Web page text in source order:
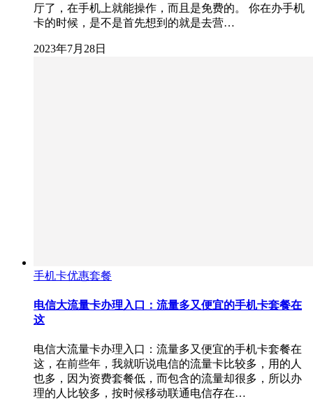
厅了，在手机上就能操作，而且是免费的。 你在办手机
卡的时候，是不是首先想到的就是去营…
2023年7月28日
手机卡优惠套餐
电信大流量卡办理入口：流量多又便宜的手机卡套餐在
这
电信大流量卡办理入口：流量多又便宜的手机卡套餐在
这，在前些年，我就听说电信的流量卡比较多，用的人
也多，因为资费套餐低，而包含的流量却很多，所以办
理的人比较多，按时候移动联通电信存在…